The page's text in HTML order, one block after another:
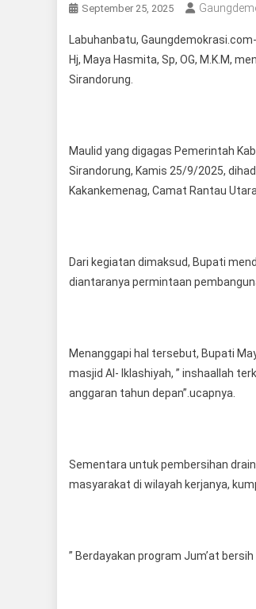
September 25, 2025
Labuhanbatu,
Hj, Maya Hasmita, Sp, OG, M.K.M,
Sirandorung.
Maulid yang digagas Pemerintah
Sirandorung, Kamis 25/9/2025,
Kakankemenag, Camat Rantau
Dari kegiatan dimaksud, Bupati
diantaranya permintaan
Menanggapi hal tersebut, Bupati
masjid Al- Iklashiyah, ” inshaallah
anggaran tahun depan”.ucapnya.
Sementara untuk pembersihan
masyarakat di wilayah kerjanya,
” Berdayakan program Jum’at